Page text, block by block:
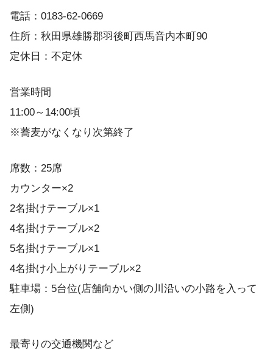
電話：0183-62-0669
住所：秋田県雄勝郡羽後町西馬音内本町90
定休日：不定休
営業時間
11:00～14:00頃
※蕎麦がなくなり次第終了
席数：25席
カウンター×2
2名掛けテーブル×1
4名掛けテーブル×2
5名掛けテーブル×1
4名掛け小上がりテーブル×2
駐車場：5台位(店舗向かい側の川沿いの小路を入って
左側)
最寄りの交通機関など